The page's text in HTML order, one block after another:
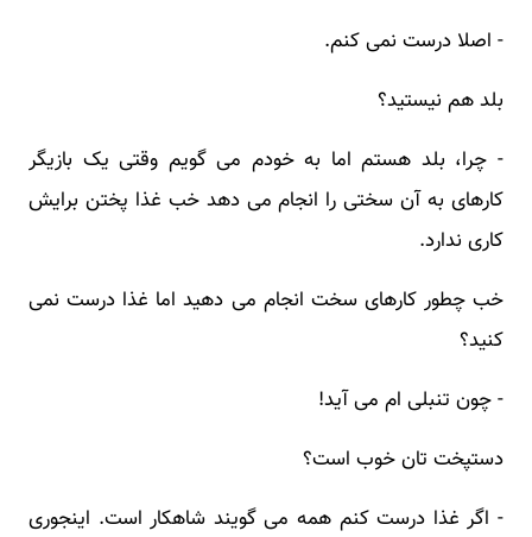
- اصلا درست نمی کنم.
بلد هم نیستید؟
- چرا، بلد هستم اما به خودم می گویم وقتی یک بازیگر
کارهای به آن سختی را انجام می دهد خب غذا پختن برایش
کاری ندارد.
خب چطور کارهای سخت انجام می دهید اما غذا درست نمی
کنید؟
- چون تنبلی ام می آید!
دستپخت تان خوب است؟
- اگر غذا درست کنم همه می گویند شاهکار است. اینجوری